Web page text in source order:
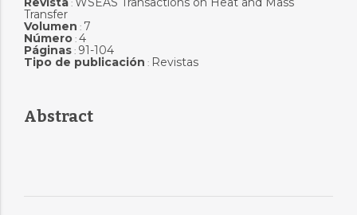
:
Transfer
Volumen : 7
Número: 4
Páginas: 91-104
Tipo de publicación : Revistas
Abstract